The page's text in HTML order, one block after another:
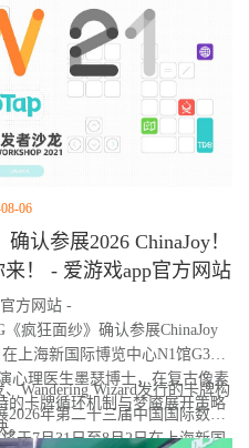
06
认参展2026 ChinaJoy！
！ - 爱游戏app官方网站
方网站 -
疯狂面纱》确认参展ChinaJoy
上海新国际博览中心N1馆G306
心理医生墨瑟博士，在复古像素
的卡牌循环机制与梦魇展开策略
。
Wandering Wizard发行的卡牌构
2026年第二十三届中国国际数码
于7月31日至8月2日在上海新国